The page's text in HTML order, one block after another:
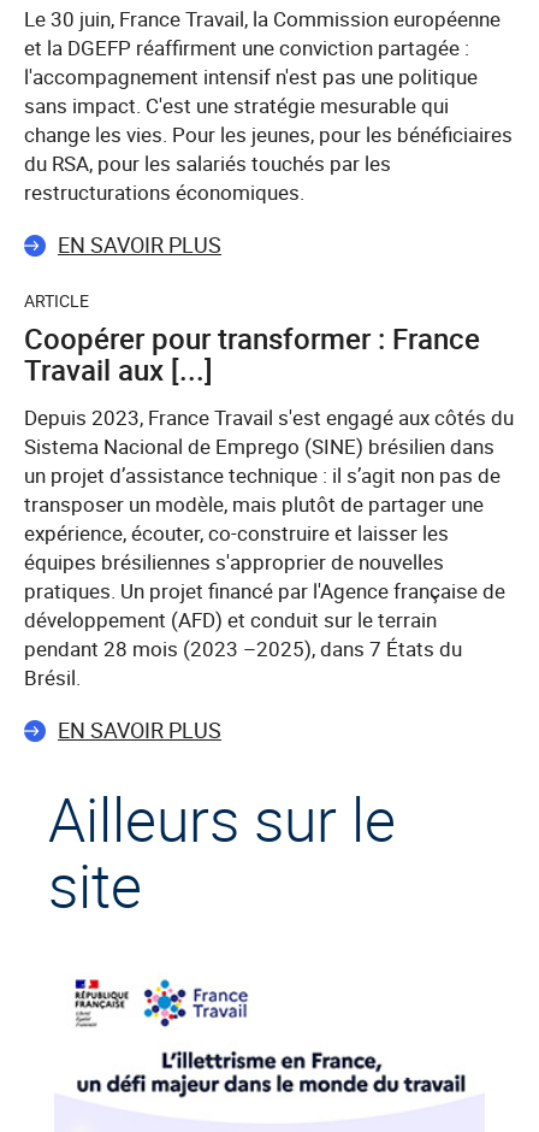
Le 30 juin, France Travail, la Commission européenne
et la DGEFP réaffirment une conviction partagée :
l'accompagnement intensif n'est pas une politique
sans impact. C'est une stratégie mesurable qui
change les vies. Pour les jeunes, pour les bénéficiaires
du RSA, pour les salariés touchés par les
restructurations économiques.
EN SAVOIR PLUS
ARTICLE
Coopérer pour transformer : France
Travail aux [...]
Depuis 2023, France Travail s'est engagé aux côtés du
Sistema Nacional de Emprego (SINE) brésilien dans
un projet d’assistance technique : il s’agit non pas de
transposer un modèle, mais plutôt de partager une
expérience, écouter, co-construire et laisser les
équipes brésiliennes s'approprier de nouvelles
pratiques. Un projet financé par l'Agence française de
développement (AFD) et conduit sur le terrain
pendant 28 mois (2023 –2025), dans 7 États du
Brésil.
EN SAVOIR PLUS
Ailleurs sur le
site